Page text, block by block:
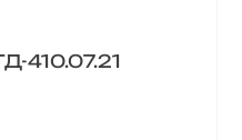
410.07.21